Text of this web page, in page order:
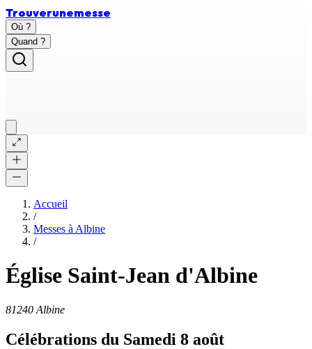
Trouverunemesse
Où ?
Quand ?
Accueil
/
Messes à Albine
/
Église Saint-Jean d'Albine
81240 Albine
Célébrations du Samedi 8 août